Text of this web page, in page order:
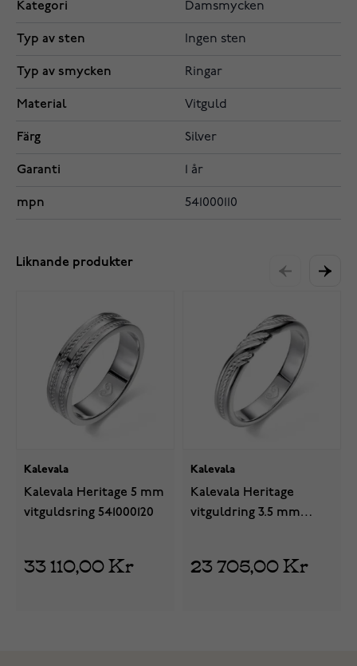
Kategori Damsmycken
Typ av sten Ingen sten
Typ av smycken Ringar
Material Vitguld
Färg Silver
Garanti 1 år
mpn 541000110
Liknande produkter
Kalevala
Kalevala Heritage 5 mm
vitguldsring 541000120
33 110,00 Kr
Kalevala
Kalevala Heritage
vitguldring 3.5 mm
23 705,00 Kr